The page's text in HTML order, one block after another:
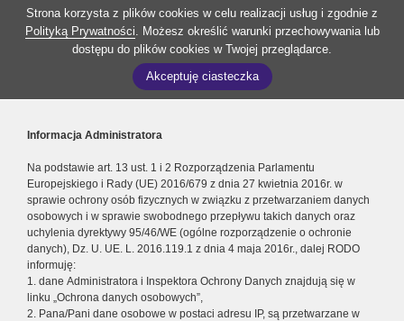
Strona korzysta z plików cookies w celu realizacji usług i zgodnie z
Polityką Prywatności. Możesz określić warunki przechowywania lub
dostępu do plików cookies w Twojej przeglądarce.
Akceptuję ciasteczka
Informacja Administratora
Na podstawie art. 13 ust. 1 i 2 Rozporządzenia Parlamentu
Europejskiego i Rady (UE) 2016/679 z dnia 27 kwietnia 2016r. w
sprawie ochrony osób fizycznych w związku z przetwarzaniem danych
osobowych i w sprawie swobodnego przepływu takich danych oraz
uchylenia dyrektywy 95/46/WE (ogólne rozporządzenie o ochronie
danych), Dz. U. UE. L. 2016.119.1 z dnia 4 maja 2016r., dalej RODO
informuję:
1. dane Administratora i Inspektora Ochrony Danych znajdują się w
linku „Ochrona danych osobowych”,
2. Pana/Pani dane osobowe w postaci adresu IP, są przetwarzane w